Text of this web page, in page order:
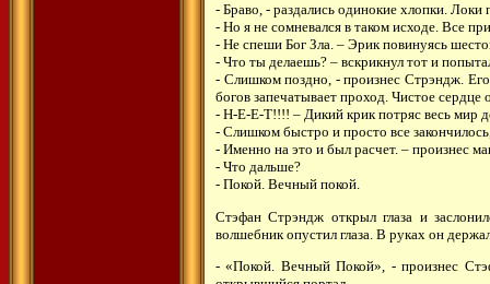
- Браво, - раздались одинокие хлопки. Локи
- Но я не сомневался в таком исходе. Все
- Не спеши Бог Зла. – Эрик повинуясь
- Что ты делаешь? – вскрикнул тот и
- Слишком поздно, - произнес Стрэндж.
богов запечатывает проход. Чистое сердце
- Н-Е-Е-Т!!!! – Дикий крик потряс весь мир
- Слишком быстро и просто все
- Именно на это и был расчет. – произнес
- Что дальше?
- Покой. Вечный покой.
Стэфан Стрэндж открыл глаза и
волшебник опустил глаза. В руках он
- «Покой. Вечный Покой», - произнес